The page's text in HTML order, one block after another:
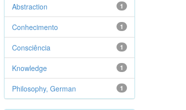
1
Abstraction
1
Conhecimento
1
Consciência
1
Knowledge
1
Philosophy, German